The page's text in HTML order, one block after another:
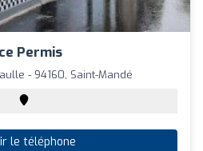
Permis
- 94160, Saint-Mandé
le téléphone